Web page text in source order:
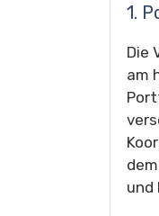
1.
Die
am
und